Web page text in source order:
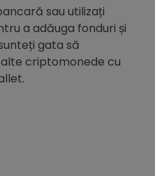
sau utilizați
a adăuga fonduri și
gata să
criptomonede cu